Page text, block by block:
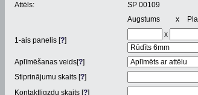
Attēls:
SP 00109
Augstums
x
1-ais panelis [?]
x
Aplīmēšanas veids[?]
Stiprinājumu skaits [?]
Kontaktligzdu skaits [?]